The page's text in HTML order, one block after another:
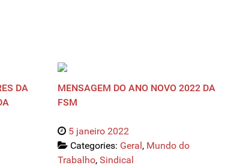
DA
MENSAGEM DO ANO NOVO 2022 DA
FSM
5 janeiro 2022
Categories: Geral , Mundo do
Trabalho, Sindical